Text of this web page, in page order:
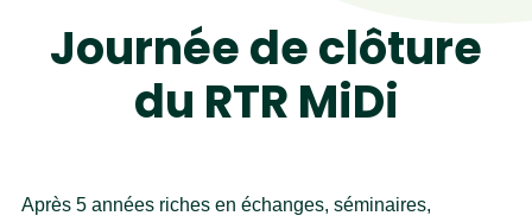
Journée de clôture
du RTR MiDi
Après 5 années riches en échanges, séminaires,